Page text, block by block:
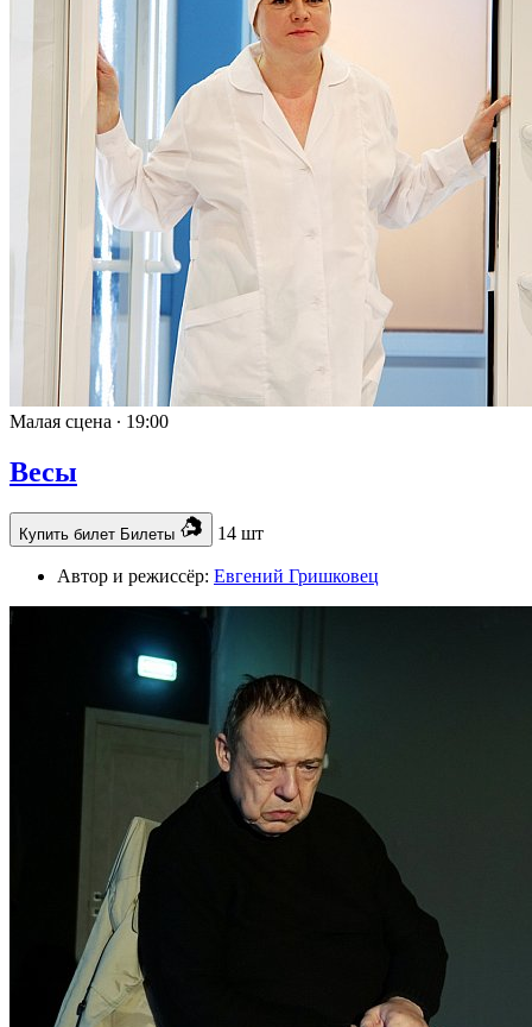
Малая сцена ∙ 19:00
Весы
Купить билет Билеты 14 шт
Автор и режиссёр: Евгений Гришковец